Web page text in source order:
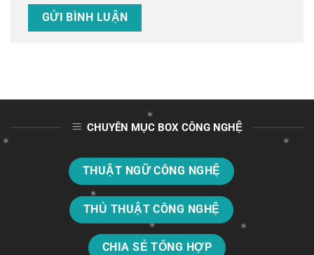
CHUYÊN MỤC BOX CÔNG NGHỆ
THUẬT NGỮ CÔNG NGHỆ
THỦ THUẬT CÔNG NGHỆ
CHIA SẺ TỔNG HỢP